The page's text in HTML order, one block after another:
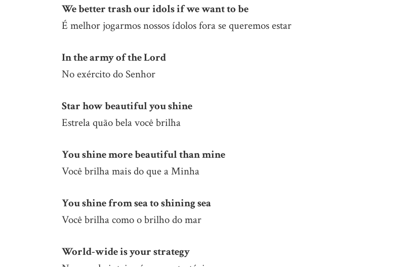
We better trash our idols if we want to be
É melhor jogarmos nossos ídolos fora se queremos estar
In the army of the Lord
No exército do Senhor
Star how beautiful you shine
Estrela quão bela você brilha
You shine more beautiful than mine
Você brilha mais do que a Minha
You shine from sea to shining sea
Você brilha como o brilho do mar
World-wide is your strategy